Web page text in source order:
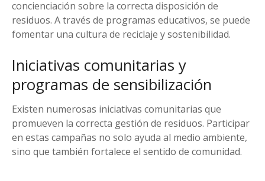
concienciación sobre la correcta disposición de
residuos. A través de programas educativos, se puede
fomentar una cultura de reciclaje y sostenibilidad.
Iniciativas comunitarias y
programas de sensibilización
Existen numerosas iniciativas comunitarias que
promueven la correcta gestión de residuos. Participar
en estas campañas no solo ayuda al medio ambiente,
sino que también fortalece el sentido de comunidad.